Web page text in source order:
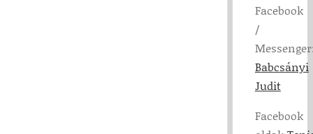
Facebook
/
Babcsányi
Judit
Facebook